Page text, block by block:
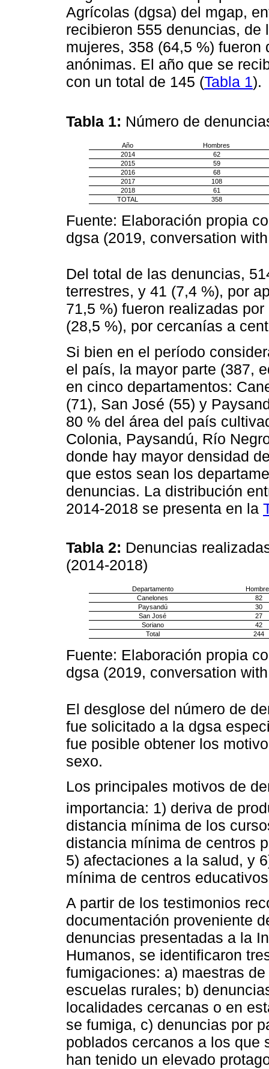
Agrícolas (dgsa) del mgap,
recibieron 555 denuncias, de
mujeres, 358 (64,5 %)
anónimas. El año que se
con un total de 145 (Tabla 1).
Tabla 1: Número de
Año
Hombres
2014
62
2015
59
2016
68
2017
108
2018
61
TOTAL
358
Fuente: Elaboración propia
dgsa (2019, conversation
Del total de las denuncias,
terrestres, y 41 (7,4 %), por
71,5 %) fueron realizadas
(28,5 %), por cercanías a
Si bien en el período
el país, la mayor parte (387,
en cinco departamentos:
(71), San José (55) y
80 % del área del país
Colonia, Paysandú, Río
donde hay mayor densidad
que estos sean los
denuncias. La distribución
2014-2018 se presenta en la
Tabla 2: Denuncias
(2014-2018)
Departamento
Canelones
82
Paysandú
30
San José
27
Soriano
42
Total
244
Fuente: Elaboración propia
dgsa (2019, conversation
El desglose del número de
fue solicitado a la dgsa
fue posible obtener los
sexo.
Los principales motivos de
importancia: 1) deriva de
distancia mínima de los
distancia mínima de centros
5) afectaciones a la salud, y
mínima de centros
A partir de los testimonios
documentación proveniente
denuncias presentadas a la
Humanos, se identificaron
fumigaciones: a) maestras
escuelas rurales; b)
localidades cercanas o en
se fumiga, c) denuncias por
poblados cercanos a los que
han tenido un elevado